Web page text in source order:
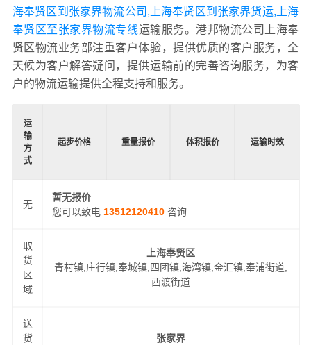
海奉贤区到张家界物流公司,上海奉贤区到张家界货运,上海
奉贤区至张家界物流专线运输服务。港邦物流公司上海奉
贤区物流业务部注重客户体验，提供优质的客户服务，全
天候为客户解答疑问，提供运输前的完善咨询服务，为客
户的物流运输提供全程支持和服务。
运
输
方
式
起步价格 重量报价 体积报价 运输时效
无
暂无报价
您可以致电 13512120410 咨询
取
货
区
域
上海奉贤区
青村镇,庄行镇,奉城镇,四团镇,海湾镇,金汇镇,奉浦街道,
西渡街道
送
货
张家界